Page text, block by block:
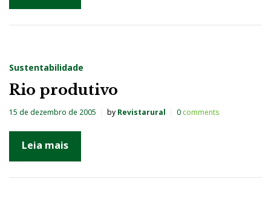
S
u
s
n
t
Sustentabilidade
Rio produtivo
15 de dezembro de 2005 by Revistarural 0comments
Leia mais